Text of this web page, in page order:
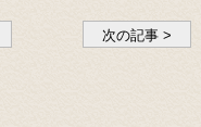
次の記事 >